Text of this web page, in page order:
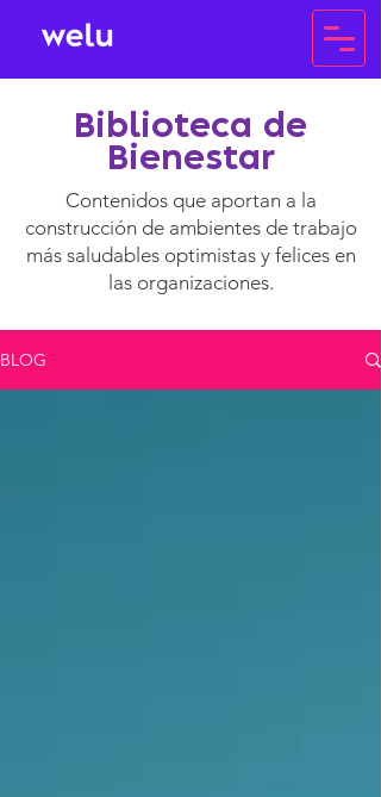
Biblioteca de
Bienestar
Contenidos que aportan a la
construcción de ambientes de trabajo
más saludables optimistas y felices en
las organizaciones.
BLOG